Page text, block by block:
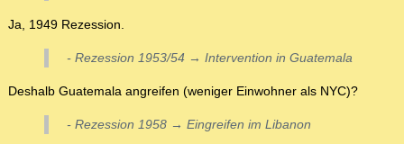
Ja, 1949 Rezession.
- Rezession 1953/54 → Intervention in Guatemala
Deshalb Guatemala angreifen (weniger Einwohner als NYC)?
- Rezession 1958 → Eingreifen im Libanon